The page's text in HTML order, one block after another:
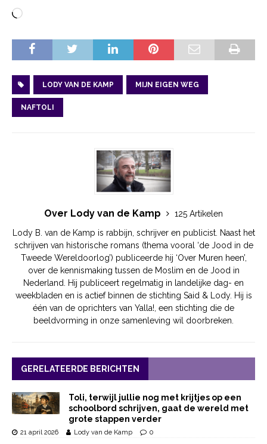
LODY VAN DE KAMP MIJN EIGEN WEG
NAFTOLI
Over Lody van de Kamp
125 Artikelen
Lody B. van de Kamp is rabbijn, schrijver en publicist. Naast het
schrijven van historische romans (thema vooral ‘de Jood in de
Tweede Wereldoorlog’) publiceerde hij ‘Over Muren heen’,
over de kennismaking tussen de Moslim en de Jood in
Nederland. Hij publiceert regelmatig in landelijke dag- en
weekbladen en is actief binnen de stichting Said & Lody. Hij is
één van de oprichters van Yalla!, een stichting die de
beeldvorming in onze samenleving wil doorbreken.
GERELATEERDE BERICHTEN
Toli, terwijl jullie nog met krijtjes op een
schoolbord schrijven, gaat de wereld met
grote stappen verder
21 april 2026 Lody van de Kamp 0